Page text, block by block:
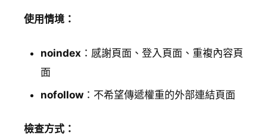
使用情境：
noindex ：感謝頁面、登入頁面、重複內容頁
面
nofollow ：不希望傳遞權重的外部連結頁面
檢查方式：